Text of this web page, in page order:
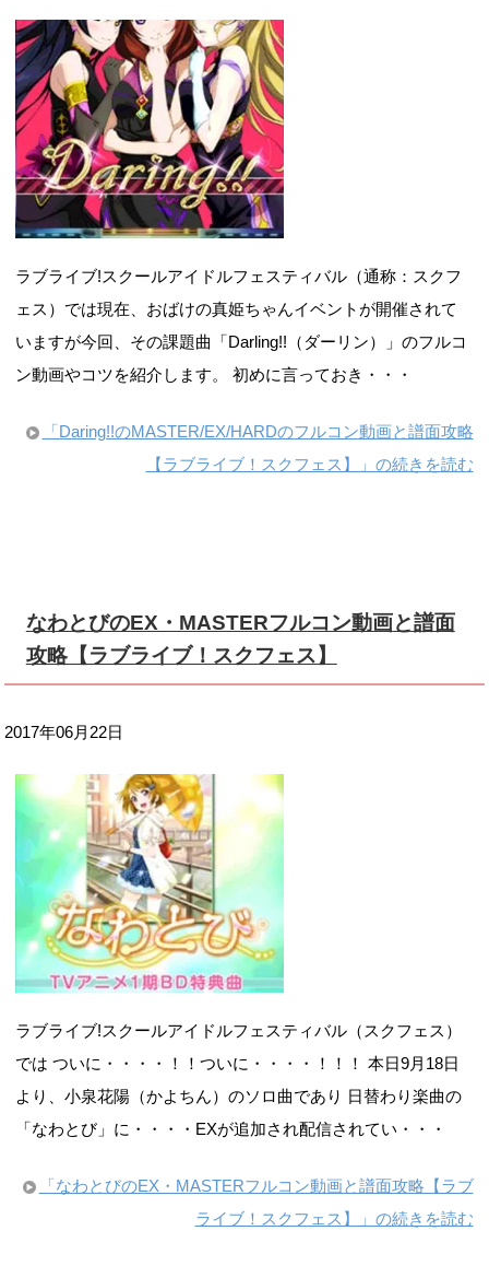
ラブライブ!スクールアイドルフェスティバル（通称：スクフ
ェス）では現在、おばけの真姫ちゃんイベントが開催されて
いますが今回、その課題曲「Darling!!（ダーリン）」のフルコ
ン動画やコツを紹介します。 初めに言っておき・・・
「Daring!!のMASTER/EX/HARDのフルコン動画と譜面攻略
【ラブライブ！スクフェス】」の続きを読む
なわとびのEX・MASTERフルコン動画と譜面
攻略【ラブライブ！スクフェス】
2017年06月22日
ラブライブ!スクールアイドルフェスティバル（スクフェス）
では ついに・・・・！！ついに・・・・！！！ 本日9月18日
より、小泉花陽（かよちん）のソロ曲であり 日替わり楽曲の
「なわとび」に・・・・EXが追加され配信されてい・・・
「なわとびのEX・MASTERフルコン動画と譜面攻略【ラブ
ライブ！スクフェス】」の続きを読む